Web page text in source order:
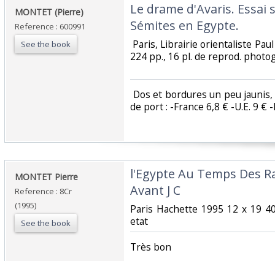
‎MONTET (Pierre)‎
Reference : 600991
See the book
‎Le drame d'Avaris.
Sémites en Egypte.‎
Paris, Librairie orientaliste
224 pp., 16 pl. de reprod.
Dos et bordures un peu
de port : -France 6,8 € -U.E. 9 €
‎MONTET Pierre‎
Reference : 8Cr
(1995)
See the book
‎l'Egypte Au Temps Des
Avant J C‎
‎Paris Hachette 1995 12 x 19
etat‎
‎Très bon ‎